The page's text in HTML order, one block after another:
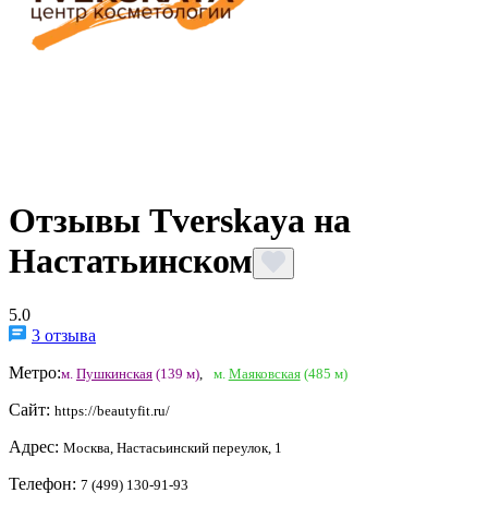
Отзывы Tverskaya на
Настатьинском
5.0
3 отзыва
Метро:м. Пушкинская (139 м) м. Маяковская(485 м)
Сайт: https://beautyfit.ru/
Адрес: Москва, Настасьинский переулок, 1
Телефон: 7 (499) 130-91-93